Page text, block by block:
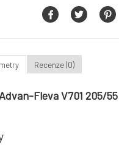
Recenze (0)
Fleva V701 205/55